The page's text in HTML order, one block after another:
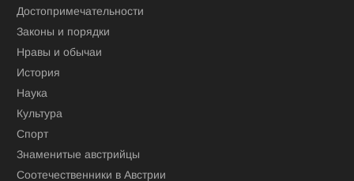
Достопримечательности
Законы и порядки
Нравы и обычаи
История
Наука
Культура
Спорт
Знаменитые австрийцы
Соотечественники в Австрии